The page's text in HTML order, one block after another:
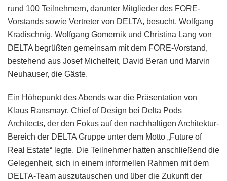
rund 100 Teilnehmern, darunter Mitglieder des FORE-
Vorstands sowie Vertreter von DELTA, besucht. Wolfgang
Kradischnig, Wolfgang Gomernik und Christina Lang von
DELTA begrüßten gemeinsam mit dem FORE-Vorstand,
bestehend aus Josef Michelfeit, David Beran und Marvin
Neuhauser, die Gäste.
Ein Höhepunkt des Abends war die Präsentation von
Klaus Ransmayr, Chief of Design bei Delta Pods
Architects, der den Fokus auf den nachhaltigen Architektur-
Bereich der DELTA Gruppe unter dem Motto „Future of
Real Estate“ legte. Die Teilnehmer hatten anschließend die
Gelegenheit, sich in einem informellen Rahmen mit dem
DELTA-Team auszutauschen und über die Zukunft der